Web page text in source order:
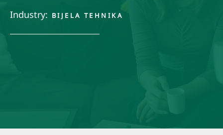
Industry: BIJELA TEHNIKA